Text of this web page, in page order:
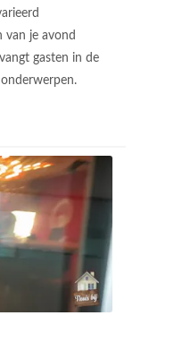
van je avond
gasten in de